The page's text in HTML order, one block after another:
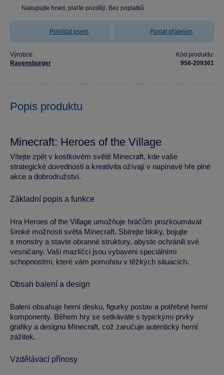
Nakupujte hned, plaťte později. Bez poplatků.
Pohlídat psem Poslat přátelům
Výrobce:
Ravensburger
Kód produktu:
958-209361
Popis produktu
Minecraft: Heroes of the Village
Vítejte zpět v kostkovém světě Minecraft, kde vaše
strategické dovednosti a kreativita ožívají v napínavé hře plné
akce a dobrodružství.
Základní popis a funkce
Hra Heroes of the Village umožňuje hráčům prozkoumávat
široké možnosti světa Minecraft. Sbírejte bloky, bojujte
s monstry a stavte obranné struktury, abyste ochránili své
vesničany. Vaši mazlíčci jsou vybaveni speciálními
schopnostmi, které vám pomohou v těžkých situacích.
Obsah balení a design
Balení obsahuje herní desku, figurky postav a potřebné herní
komponenty. Během hry se setkáváte s typickými prvky
grafiky a designu Minecraft, což zaručuje autentický herní
zážitek.
Vzdělávací přínosy